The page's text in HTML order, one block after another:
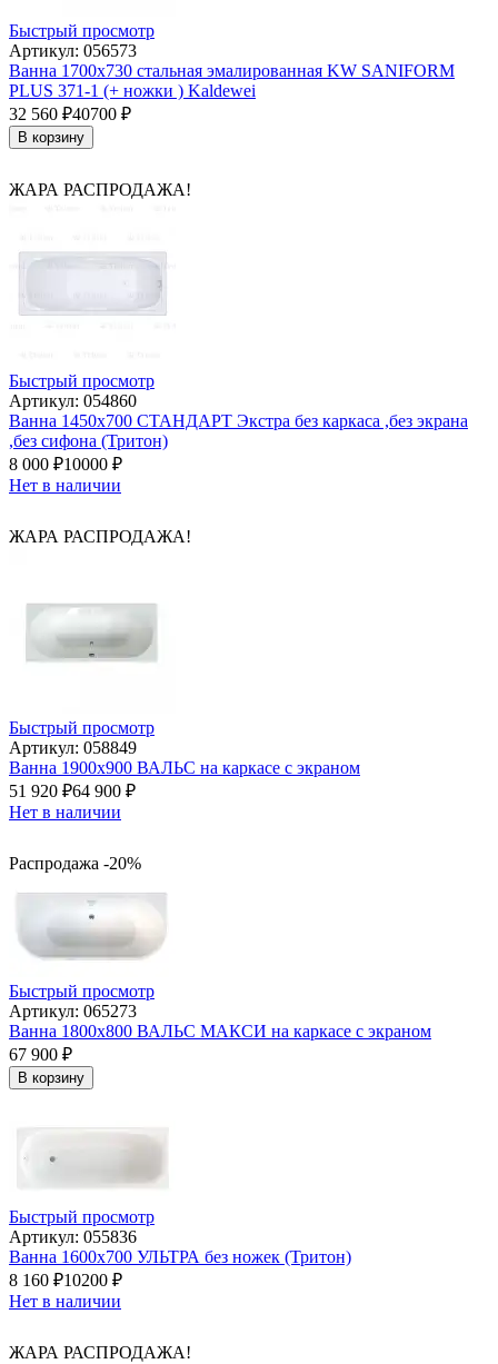
Быстрый просмотр
Артикул: 056573
Ванна 1700х730 стальная эмалированная KW SANIFORM
PLUS 371-1 (+ ножки ) Kaldewei
32 560 ₽40700 ₽
В корзину
ЖАРА РАСПРОДАЖА!
Быстрый просмотр
Артикул: 054860
Ванна 1450х700 СТАНДАРТ Экстра без каркаса ,без экрана
,без сифона (Тритон)
8 000 ₽10000 ₽
Нет в наличии
ЖАРА РАСПРОДАЖА!
Быстрый просмотр
Артикул: 058849
Ванна 1900x900 ВАЛЬС на каркасе с экраном
51 920 ₽64 900 ₽
Нет в наличии
Распродажа -20%
Быстрый просмотр
Артикул: 065273
Ванна 1800x800 ВАЛЬС МАКСИ на каркасе с экраном
67 900 ₽
В корзину
Быстрый просмотр
Артикул: 055836
Ванна 1600х700 УЛЬТРА без ножек (Тритон)
8 160 ₽10200 ₽
Нет в наличии
ЖАРА РАСПРОДАЖА!